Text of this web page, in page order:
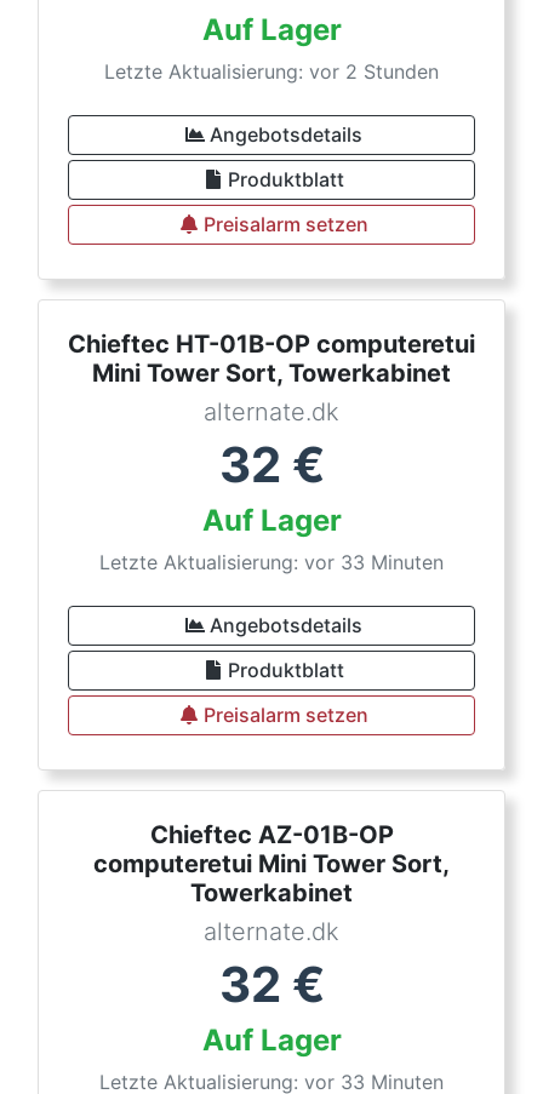
Auf Lager
Letzte Aktualisierung: vor 2 Stunden
Angebotsdetails
Produktblatt
Preisalarm setzen
Chieftec HT-01B-OP computeretui
Mini Tower Sort, Towerkabinet
alternate.dk
32 €
Auf Lager
Letzte Aktualisierung: vor 33 Minuten
Angebotsdetails
Produktblatt
Preisalarm setzen
Chieftec AZ-01B-OP
computeretui Mini Tower Sort,
Towerkabinet
alternate.dk
32 €
Auf Lager
Letzte Aktualisierung: vor 33 Minuten